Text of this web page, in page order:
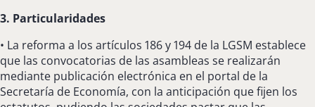
3. Particularidades
• La reforma a los artículos 186 y 194 de la LGSM establece
que las convocatorias de las asambleas se realizarán
mediante publicación electrónica en el portal de la
Secretaría de Economía, con la anticipación que fijen los